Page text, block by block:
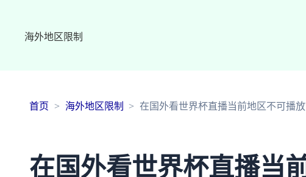
海外地区限制
首页 海外地区限制 在国外看世界杯直播当前地区不可播
在国外看世界杯直播当